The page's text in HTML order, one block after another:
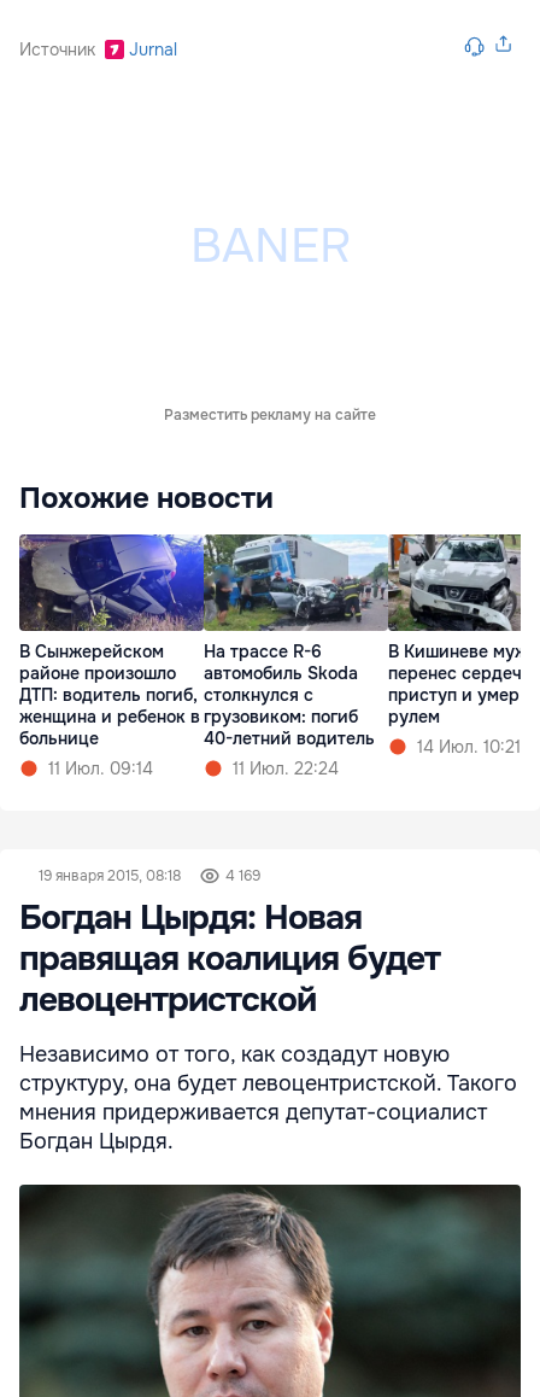
Источник Jurnal
Разместить рекламу на сайте
Похожие новости
В Сынжерейском
районе произошло
ДТП: водитель погиб,
женщина и ребенок в
больнице
11 Июл. 09:14
На трассе R-6
автомобиль Skoda
столкнулся с
грузовиком: погиб
40-летний водитель
11 Июл. 22:24
В Кишиневе
перенес
приступ и умер
рулем
14 Июл. 10:21
19 января 2015, 08:18 4 169
Богдан Цырдя: Новая
правящая коалиция будет
левоцентристской
Независимо от того, как создадут новую
структуру, она будет левоцентристской. Такого
мнения придерживается депутат-социалист
Богдан Цырдя.